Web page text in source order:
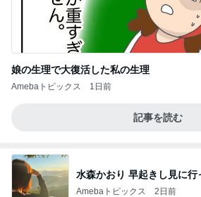
娘の生理で大復活した私の生理
Amebaトピックス 1日前
記事を読む
水森かおり 早起きし見に行
Amebaトピックス 2日前